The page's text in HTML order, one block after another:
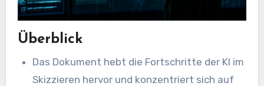
Überblick
Das Dokument hebt die Fortschritte der KI im
Skizzieren hervor und konzentriert sich auf